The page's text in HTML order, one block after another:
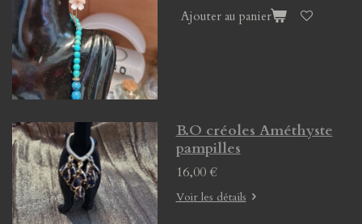
Ajouter au panier
B.O créoles Améthyste
pampilles
16,00 €
Voir les détails